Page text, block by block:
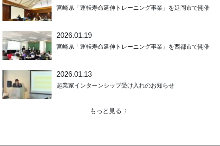
宮崎県「運転寿命延伸トレーニング事業」を延岡市で開催
2026.01.19
宮崎県「運転寿命延伸トレーニング事業」を西都市で開催
2026.01.13
起業家インターンシップ受け入れのお知らせ
もっと見る 〉